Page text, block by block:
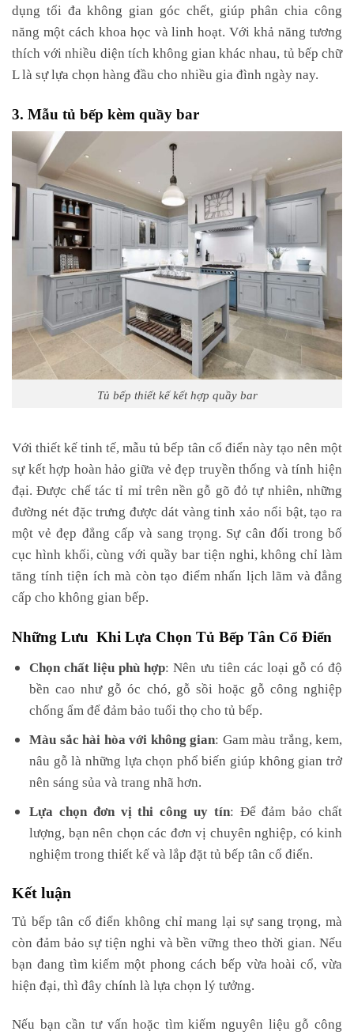
dụng tối đa không gian góc chết, giúp phân chia công
năng một cách khoa học và linh hoạt. Với khả năng tương
thích với nhiều diện tích không gian khác nhau, tủ bếp chữ
L là sự lựa chọn hàng đầu cho nhiều gia đình ngày nay.
3. Mẫu tủ bếp kèm quầy bar
Tủ bếp thiết kế kết hợp quầy bar
Với thiết kế tinh tế, mẫu tủ bếp tân cổ điển này tạo nên một
sự kết hợp hoàn hảo giữa vẻ đẹp truyền thống và tính hiện
đại. Được chế tác tỉ mỉ trên nền gỗ gõ đỏ tự nhiên, những
đường nét đặc trưng được dát vàng tinh xảo nổi bật, tạo ra
một vẻ đẹp đẳng cấp và sang trọng. Sự cân đối trong bố
cục hình khối, cùng với quầy bar tiện nghi, không chỉ làm
tăng tính tiện ích mà còn tạo điểm nhấn lịch lãm và đẳng
cấp cho không gian bếp.
Những Lưu Khi Lựa Chọn Tủ Bếp Tân Cổ Điển
Chọn chất liệu phù hợp: Nên ưu tiên các loại gỗ có độ
bền cao như gỗ óc chó, gỗ sồi hoặc gỗ công nghiệp
chống ẩm để đảm bảo tuổi thọ cho tủ bếp.
Màu sắc hài hòa với không gian: Gam màu trắng, kem,
nâu gỗ là những lựa chọn phổ biến giúp không gian trở
nên sáng sủa và trang nhã hơn.
Lựa chọn đơn vị thi công uy tín: Để đảm bảo chất
lượng, bạn nên chọn các đơn vị chuyên nghiệp, có kinh
nghiệm trong thiết kế và lắp đặt tủ bếp tân cổ điển.
Kết luận
Tủ bếp tân cổ điển không chỉ mang lại sự sang trọng, mà
còn đảm bảo sự tiện nghi và bền vững theo thời gian. Nếu
bạn đang tìm kiếm một phong cách bếp vừa hoài cổ, vừa
hiện đại, thì đây chính là lựa chọn lý tưởng.
Nếu bạn cần tư vấn hoặc tìm kiếm nguyên liệu gỗ công